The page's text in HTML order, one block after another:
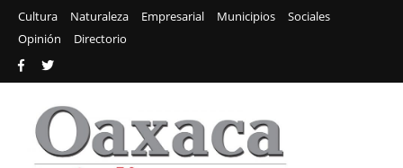
Cultura Naturaleza Empresarial Municipios
Sociales
Opinión
Directorio